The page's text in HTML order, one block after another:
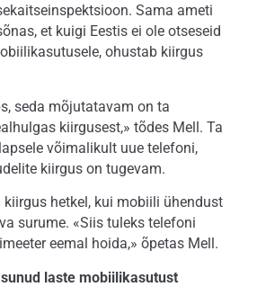
Sama ameti
et kuigi Eestis ei ole otseseid
ohustab kiirgus
seda mõjutatavam on ta
kiirgusest,» tõdes Mell. Ta
võimalikult uue telefoni,
kiirgus on tugevam.
kiirgus hetkel, kui mobiili ühendust
surume. «Siis tuleks telefoni
eemal hoida,» õpetas Mell.
laste mobiilikasutust